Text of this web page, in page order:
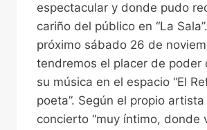
espectacular y donde pudo
cariño del público en “La
próximo sábado 26 de
tendremos el placer de poder
su música en el espacio “El
poeta”. Según el propio
concierto “muy íntimo, donde